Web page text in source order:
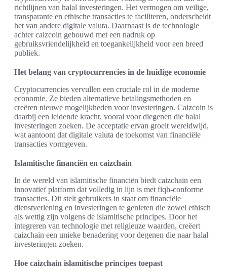
richtlijnen van halal investeringen. Het vermogen om veilige,
transparante en ethische transacties te faciliteren, onderscheidt
het van andere digitale valuta. Daarnaast is de technologie
achter caizcoin gebouwd met een nadruk op
gebruiksvriendelijkheid en toegankelijkheid voor een breed
publiek.
Het belang van cryptocurrencies in de huidige economie
Cryptocurrencies vervullen een cruciale rol in de moderne
economie. Ze bieden alternatieve betalingsmethoden en
creëren nieuwe mogelijkheden voor investeringen. Caizcoin is
daarbij een leidende kracht, vooral voor diegenen die halal
investeringen zoeken. De acceptatie ervan groeit wereldwijd,
wat aantoont dat digitale valuta de toekomst van financiële
transacties vormgeven.
Islamitische financiën en caizchain
In de wereld van islamitische financiën biedt caizchain een
innovatief platform dat volledig in lijn is met fiqh-conforme
transacties. Dit stelt gebruikers in staat om financiële
dienstverlening en investeringen te genieten die zowel ethisch
als wettig zijn volgens de islamitische principes. Door het
integreren van technologie met religieuze waarden, creëert
caizchain een unieke benadering voor degenen die naar halal
investeringen zoeken.
Hoe caizchain islamitische principes toepast